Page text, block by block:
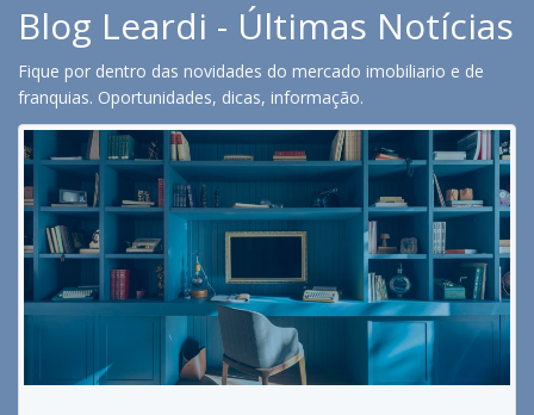
Blog Leardi - Últimas Notícias
Fique por dentro das novidades do mercado imobiliario e de
franquias. Oportunidades, dicas, informação.